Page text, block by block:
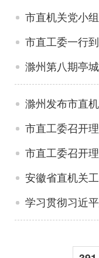
市直机关党小
市直工委一行
滁州第八期亭
滁州发布市直
市直工委召开
市直工委召开
安徽省直机关
学习贯彻习近